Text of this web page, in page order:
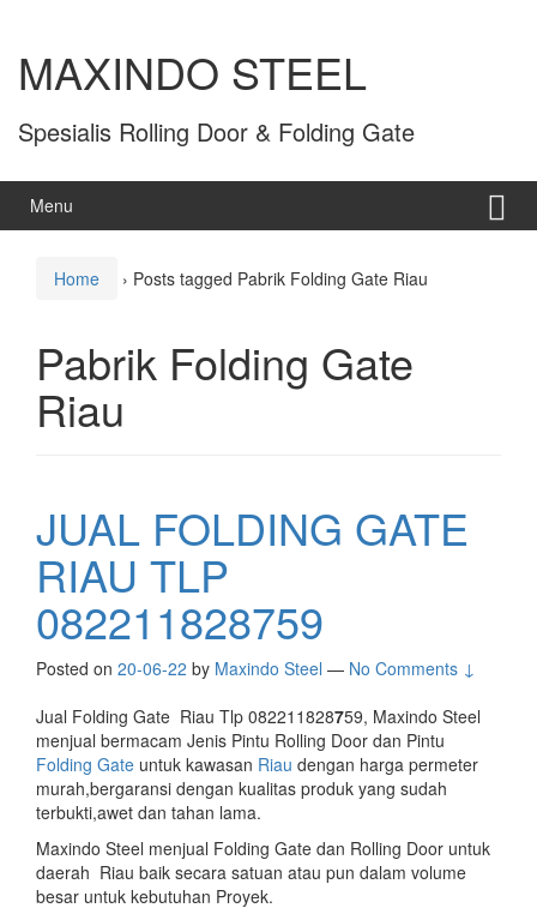
MAXINDO STEEL
Spesialis Rolling Door & Folding Gate
Menu
Home › Posts tagged Pabrik Folding Gate Riau
Pabrik Folding Gate
Riau
JUAL FOLDING GATE
RIAU TLP
082211828759
Posted on 20-06-22 by Maxindo Steel — No Comments ↓
Jual Folding Gate Riau Tlp 082211828759, Maxindo Steel
menjual bermacam Jenis Pintu Rolling Door dan Pintu
Folding Gate untuk kawasan Riau dengan harga permeter
murah,bergaransi dengan kualitas produk yang sudah
terbukti,awet dan tahan lama.
Maxindo Steel menjual Folding Gate dan Rolling Door untuk
daerah Riau baik secara satuan atau pun dalam volume
besar untuk kebutuhan Proyek.